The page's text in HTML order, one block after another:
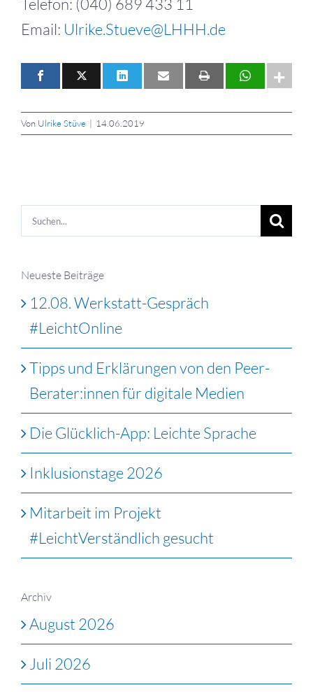
Telefon: (040) 689 433 11
Email: Ulrike.Stueve@LHHH.de
Von Ulrike Stüve | 14.06.2019
Suche
nach:
Neueste Beiträge
12.08. Werkstatt-Gespräch
#LeichtOnline
Tipps und Erklärungen von den Peer-
Berater:innen für digitale Medien
Die Glücklich-App: Leichte Sprache
Inklusionstage 2026
Mitarbeit im Projekt
#LeichtVerständlich gesucht
Archiv
August 2026
Juli 2026